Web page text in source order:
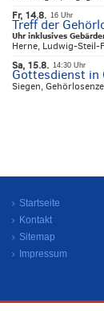
Fr, 14.8. 16 Uhr
Treff der
Uhr inklusives
Herne, Ludwig-Steil-
Sa, 15.8. 14:30 Uhr
Gottesdienst in
Siegen,
Startseite
Kontakt
Sitemap
Impressum